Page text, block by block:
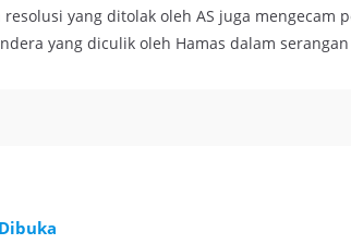
yang ditolak oleh AS juga mengecam
yang diculik oleh Hamas dalam